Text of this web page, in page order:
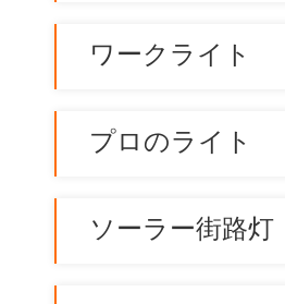
ワークライト
プロのライト
ソーラー街路灯